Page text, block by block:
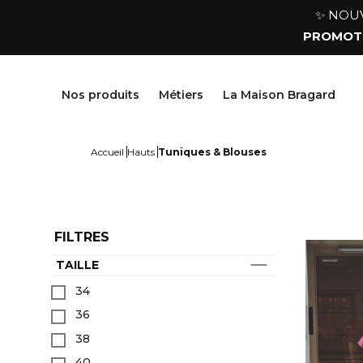
✨
Nos produits Métiers La Maison Bragard
Pantalons & Jupes
Tabliers & Chasubles
Chaussures & Chaussettes
Vêtements boucher, charcutier, traiteur
Vêtements fromager
Vêtements service & hôtellerie
Tenue médicale
Notre histoire
Savoir-faire
Personnalisation
Partenariats & Collaborations
Accueil Hauts Tuniques & Blouses
FILTRES
TAILLE
34
36
38